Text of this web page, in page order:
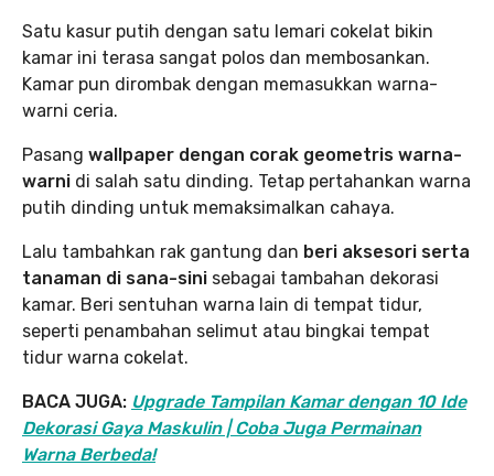
Satu kasur putih dengan satu lemari cokelat bikin
kamar ini terasa sangat polos dan membosankan.
Kamar pun dirombak dengan memasukkan warna-
warni ceria.
Pasang wallpaper dengan corak geometris warna-
warni di salah satu dinding. Tetap pertahankan warna
putih dinding untuk memaksimalkan cahaya.
Lalu tambahkan rak gantung dan beri aksesori serta
tanaman di sana-sini sebagai tambahan dekorasi
kamar. Beri sentuhan warna lain di tempat tidur,
seperti penambahan selimut atau bingkai tempat
tidur warna cokelat.
BACA JUGA: Upgrade Tampilan Kamar dengan 10 Ide
Dekorasi Gaya Maskulin | Coba Juga Permainan
Warna Berbeda!